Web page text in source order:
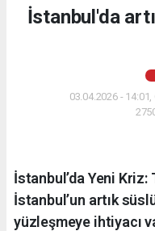
İstanbul'da
03.04.2026 -
İstanbul’da Yeni
İstanbul’un artık
yüzleşmeye ihtiyacı